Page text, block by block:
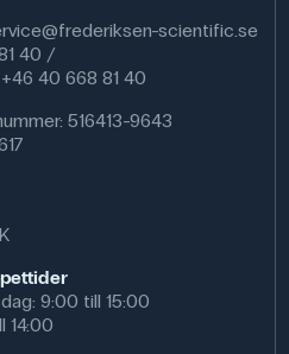
scientific.se
40 /
40 668 81 40
516413-9643
9:00 till 15:00
14:00